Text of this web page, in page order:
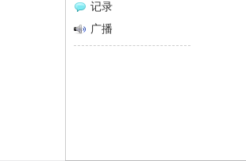
记录
广播